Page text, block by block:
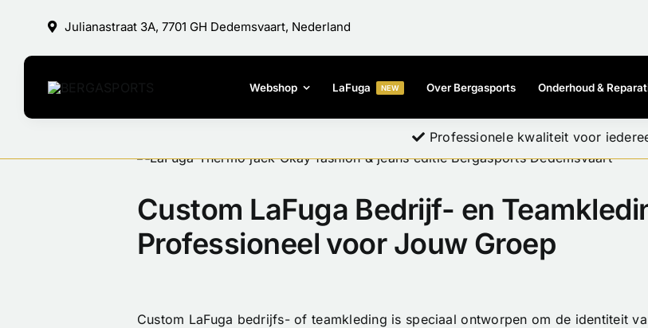
inhoud
Julianastraat 3A, 7701 GH Dedemsvaart, Nederland
Webshop LaFuga NEW Over Bergasports Onderhoud &
Persoonlijk advies en expertise
Professionele kwaliteit voor
Exclusieve, hoogwaardige
Persoonlijk advies en expertise
Professionele kwaliteit voor
Bekijk
afbeelding
Custom LaFuga Bedrijf- en
Professioneel voor Jouw Groep
Custom LaFuga bedrijfs- of teamkleding is speciaal ontworpen om de identiteit